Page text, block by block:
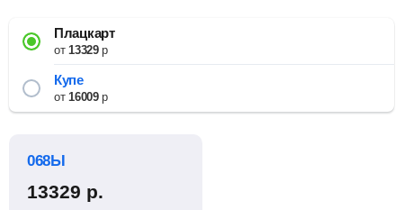
Плацкарт
от13329р
Купе
от16009р
068Ы
13329 р.